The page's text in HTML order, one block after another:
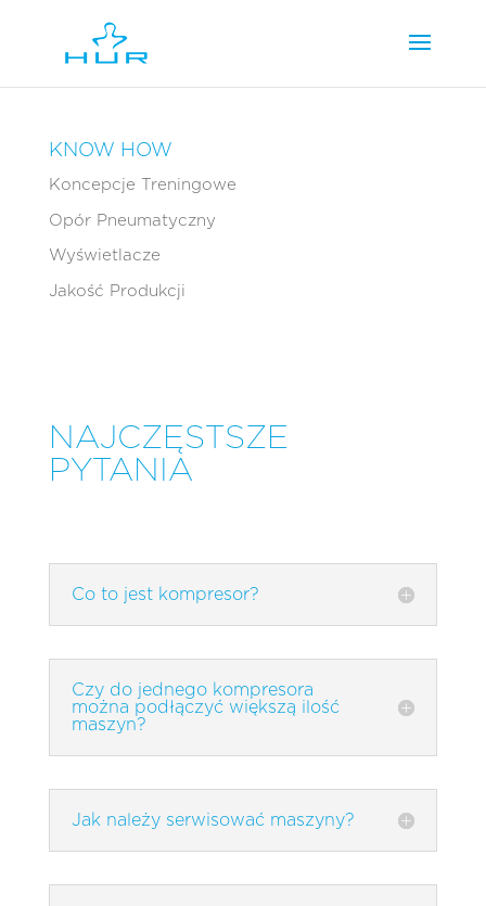
KNOW HOW
Koncepcje Treningowe
Opór Pneumatyczny
Wyświetlacze
Jakość Produkcji
NAJCZĘSTSZE
PYTANIA
Co to jest kompresor?
Czy do jednego kompresora
można podłączyć większą ilość
maszyn?
Jak należy serwisować maszyny?